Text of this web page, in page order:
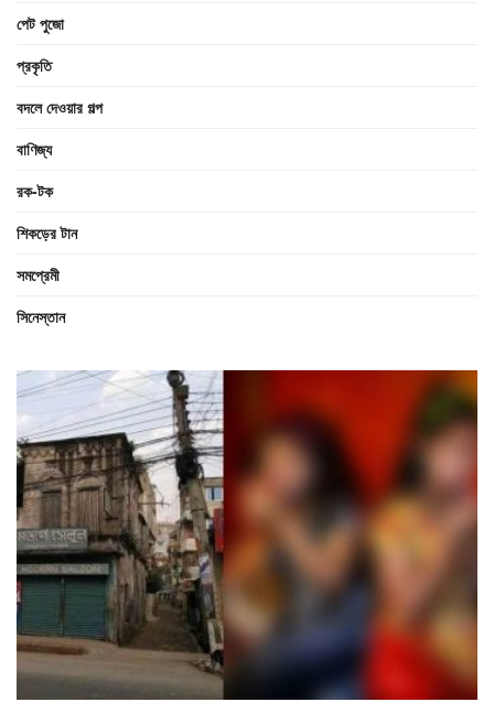
পেট পুজো
প্রকৃতি
বদলে দেওয়ার গল্প
বাণিজ্য
রক-টক
শিকড়ের টান
সমপ্রেমী
সিনেস্তান